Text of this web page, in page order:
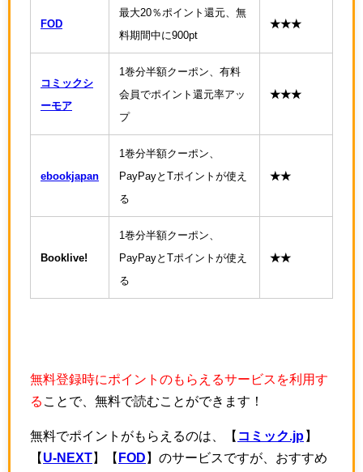
FOD
最大20％ポイント還元、無
料期間中に900pt
★★★
コミックシ
ーモア
1巻分半額クーポン、有料
会員でポイント還元率アッ
プ
★★★
ebookjapan
1巻分半額クーポン、
PayPayとTポイントが使え
る
★★
Booklive!
1巻分半額クーポン、
PayPayとTポイントが使え
る
★★
無料登録時にポイントのもらえるサービスを利用す
る ことで、無料で読むことができます！
無料でポイントがもらえるのは、【 コミック.jp 】
【 U-NEXT】【 FOD 】のサービスですが、おすすめ